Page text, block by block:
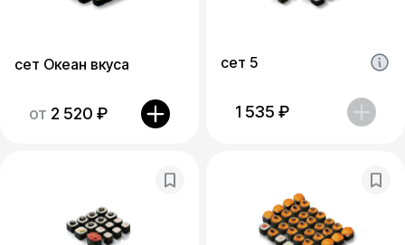
сет Океан вкуса
от 2 520 ₽
сет 5
1 535 ₽